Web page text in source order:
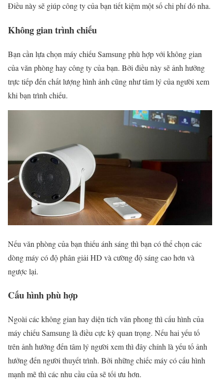
Điều này sẽ giúp công ty của bạn tiết kiệm một số chi phí đó nha.
Không gian trình chiếu
Bạn cần lựa chọn máy chiếu Samsung phù hợp với không gian
của văn phòng hay công ty của bạn. Bởi điều này sẽ ảnh hưởng
trực tiếp đến chất lượng hình ảnh cũng như tâm lý của người xem
khi bạn trình chiếu.
Nếu văn phòng của bạn thiếu ánh sáng thì bạn có thể chọn các
dòng máy có độ phân giải HD và cường độ sáng cao hơn và
ngược lại.
Cấu hình phù hợp
Ngoài các không gian hay diện tích văn phong thì cấu hình của
máy chiếu Samsung là điều cực kỳ quan trọng. Nếu hai yếu tố
trên ảnh hưởng đến tâm lý người xem thì đây chính là yếu tố ảnh
hưởng đến người thuyết trình. Bởi những chiếc máy có cấu hình
mạnh mẽ thì các nhu cầu của sẽ tối ưu hơn.